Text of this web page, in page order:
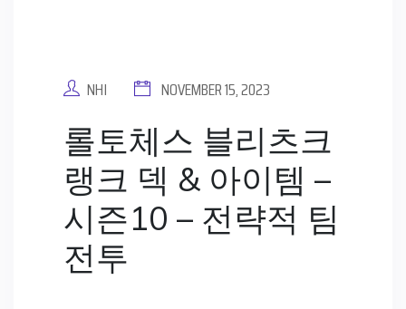
NHI NOVEMBER 15, 2023
롤토체스 블리츠크
랭크 덱 & 아이템 –
시즌10 – 전략적 팀
전투